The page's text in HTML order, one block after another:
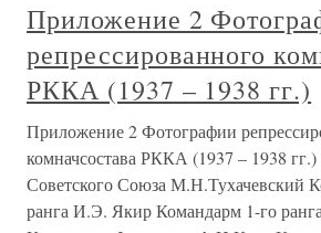
Приложение 2
репрессированного
РККА (1937 – 1938 гг.)
Приложение 2 Фотографии
комначсостава РККА (1937 – 1938
Советского Союза М.Н.Тухачевский
ранга И.Э. Якир Командарм 1-го